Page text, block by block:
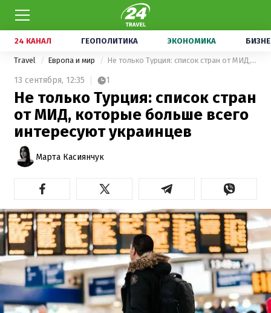
24 КАНАЛ ГЕОПОЛИТИКА ЭКОНОМИКА
Travel Европа и мир Не только Турция: список стран от МИД, которые больше всего интересуют украинцев
13 сентября, 12:35 1
Не только Турция: список стран
от МИД, которые больше всего
интересуют украинцев
Марта Касиянчук